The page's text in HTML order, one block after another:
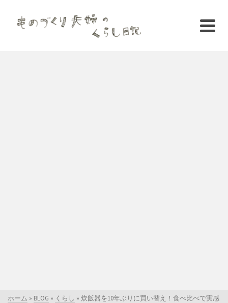
ホーム » BLOG » くらし » 炊飯器を10年ぶりに買い替え！食べ比べで実感